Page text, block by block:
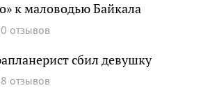
к маловодью Байкала
отзывов
сбил девушку
отзывов